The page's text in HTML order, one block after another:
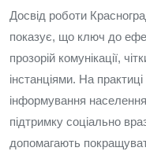
Досвід роботи
показує, що ключ до
прозорій комунікації,
інстанціями. На
інформування
підтримку соціально
допомагають